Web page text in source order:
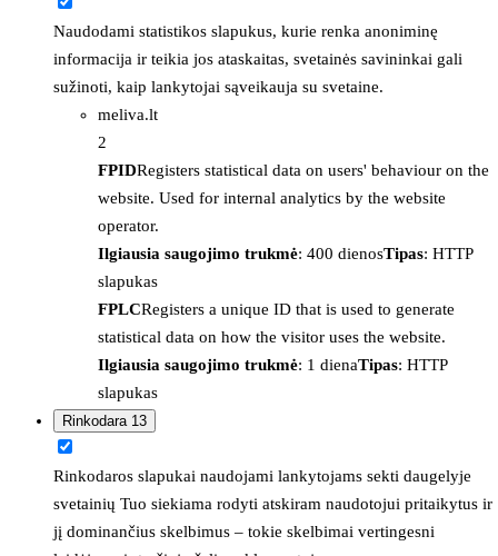
Naudodami statistikos slapukus, kurie renka anoniminę
informacija ir teikia jos ataskaitas, svetainės savininkai gali
sužinoti, kaip lankytojai sąveikauja su svetaine.
meliva.lt
2
FPIDRegisters statistical data on users' behaviour on the
website. Used for internal analytics by the website
operator.
Ilgiausia saugojimo trukmė: 400 dienosTipas: HTTP
slapukas
FPLCRegisters a unique ID that is used to generate
statistical data on how the visitor uses the website.
Ilgiausia saugojimo trukmė: 1 dienaTipas: HTTP
slapukas
Rinkodara 13
Rinkodaros slapukai naudojami lankytojams sekti daugelyje
svetainių Tuo siekiama rodyti atskiram naudotojui pritaikytus ir
jį dominančius skelbimus – tokie skelbimai vertingesni